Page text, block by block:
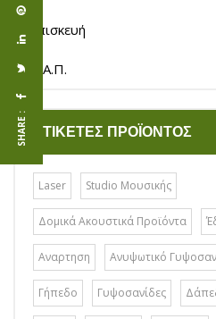
Επισκευή
Μ.Α.Π.
ΕΤΙΚΈΤΕΣ ΠΡΟΪΌΝΤΟΣ
Laser Studio Μουσικής
Δομικά Ακουστικά Προϊόντα
Αναρτηση Ανυψωτικό
Γήπεδο Γυψοσανίδες
SHARE :